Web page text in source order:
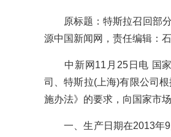
原标题：特斯拉召回部分
源中国新闻网，责任编辑：
中新网11月25日电 国家
司、特斯拉(上海)有限公司
施办法》的要求，向国家市
一、生产日期在2013年9